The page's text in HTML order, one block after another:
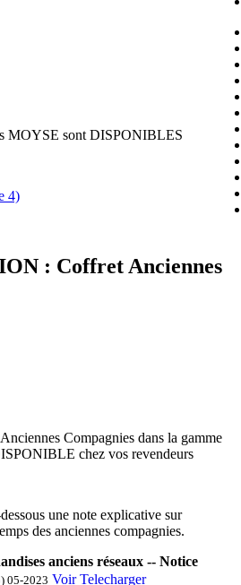
MOYSE sont DISPONIBLES
4)
: Coffret Anciennes
Compagnies dans la gamme
chez vos revendeurs
une note explicative sur
des anciennes compagnies.
anciens réseaux -- Notice
05-2023 Voir Telecharger